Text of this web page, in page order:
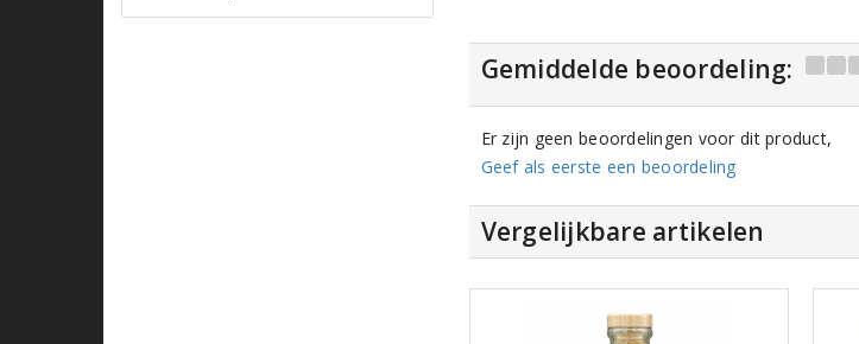
Gemiddelde beoordeling:
Er zijn geen beoordelingen voor dit product,
Geef als eerste een beoordeling
Vergelijkbare artikelen